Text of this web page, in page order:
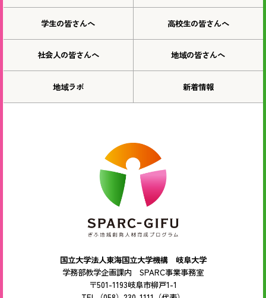
学生の皆さんへ 高校生の皆さんへ
社会人の皆さんへ 地域の皆さんへ
地域ラボ 新着情報
国立大学法人東海国立大学機構 岐阜大学
学務部教学企画課内 SPARC事業事務室
〒501-1193岐阜市柳戸1-1